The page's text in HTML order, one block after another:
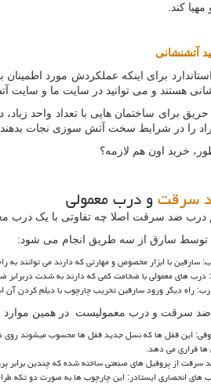
کند.
آتشنشانی
برای اینکه عملکردش مورد اطمینان
هستند و می توانید در سایت ما و سایت
حریق برای ساختمان هایی با تعداد واحد
را در شرایط سخت آتش سوزی نجات بدهند.
خرید اون هم لازمه؟
سرقتو درب معمولی
درب ضد سرقت اصلا چه تفاوتی با یک درب
توسط سارق از سه طریق انجام می شود:
سارقین با ابزار مخصوص و مهارتی که دارند می توانند
های معمولی با ضخامت کمی که دارند به شدت دربرابر
راه دیگر ورود سارقین تخریب چارچوب با دیلم کردن آن
ضد سرقت و درب معمولیست در همین موارد
این قفل ها که نسل جدید قفل ها محسوب میشوند روی
ها فراری می دهد.
از پروفیل های صنعتی ساخته شده که چندین برابر
های انحصاری ایستادر: این چارچوب ها به صورت دو تکه